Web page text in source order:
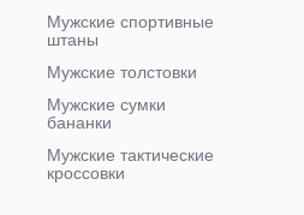
Мужские спортивные
штаны
Мужские толстовки
Мужские сумки
бананки
Мужские тактические
кроссовки